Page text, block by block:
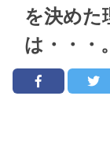
を決めた
は・・・。